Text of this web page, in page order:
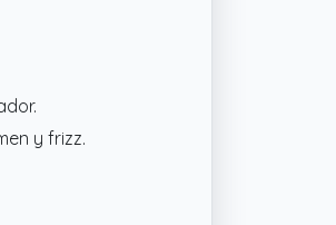
y frizz.